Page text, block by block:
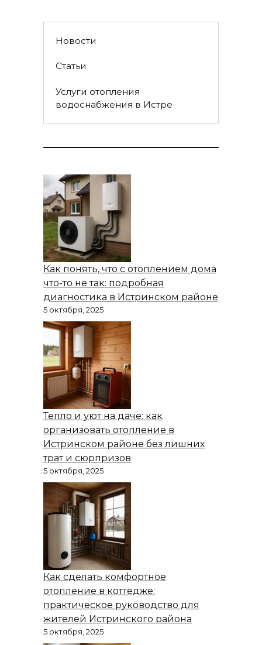
Новости
Статьи
Услуги отопления
водоснабжения в Истре
Как понять, что с отоплением дома
что-то не так: подробная
диагностика в Истринском районе
5 октября, 2025
Тепло и уют на даче: как
организовать отопление в
Истринском районе без лишних
трат и сюрпризов
5 октября, 2025
Как сделать комфортное
отопление в коттедже:
практическое руководство для
жителей Истринского района
5 октября, 2025